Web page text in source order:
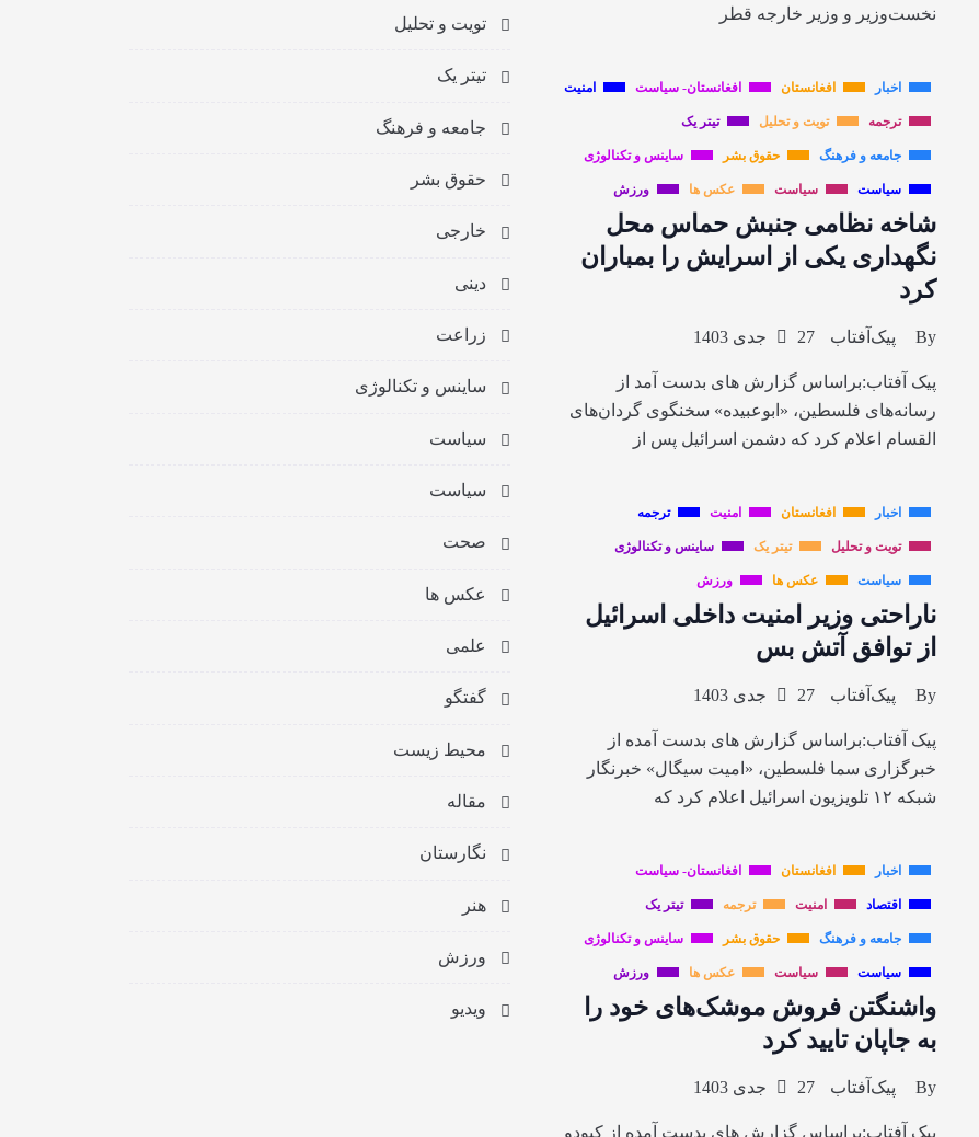
نخست‌وزیر و وزیر خارجه قطر
اخبار افغانستان افغانستان- سیاست امنیت
ترجمه تویت و تحلیل تیتر یک
جامعه و فرهنگ حقوق بشر ساینس و تکنالوژی
سیاست سیاست عکس ها ورزش
شاخه نظامی جنبش حماس محل
نگهداری یکی از اسرایش را بمباران
کرد
By پیک‌آفتاب 27 جدی 1403
پیک آفتاب:براساس گزارش های بدست آمد از
رسانه‌های فلسطین، «ابوعبیده» سخنگوی گردان‌های
القسام اعلام کرد که دشمن اسرائیل پس از
اخبار افغانستان امنیت ترجمه
تویت و تحلیل تیتر یک ساینس و تکنالوژی
سیاست عکس ها ورزش
ناراحتی وزیر امنیت داخلی اسرائیل
از توافق آتش بس
By پیک‌آفتاب 27 جدی 1403
پیک آفتاب:براساس گزارش های بدست آمده از
خبرگزاری سما فلسطین، «امیت سیگال» خبرنگار
شبکه ۱۲ تلویزیون اسرائیل اعلام کرد که
اخبار افغانستان افغانستان- سیاست
اقتصاد امنیت ترجمه تیتر یک
جامعه و فرهنگ حقوق بشر ساینس و تکنالوژی
سیاست سیاست عکس ها ورزش
واشنگتن فروش موشک‌های خود را
به جاپان تایید کرد
By پیک‌آفتاب 27 جدی 1403
پیک آفتاب:براساس گزارش های بدست آمده از کیودو
تویت و تحلیل
تیتر یک
جامعه و فرهنگ
حقوق بشر
خارجی
دینی
زراعت
ساینس و تکنالوژی
سیاست
سیاست
صحت
عکس ها
علمی
گفتگو
محیط زیست
مقاله
نگارستان
هنر
ورزش
ویدیو